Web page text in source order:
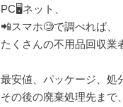
PC🖥️ネット、
📲スマホ🧐で調べれば、
たくさんの不用品回収業
最安値、パッケージ、処
その後の廃棄処理先まで、